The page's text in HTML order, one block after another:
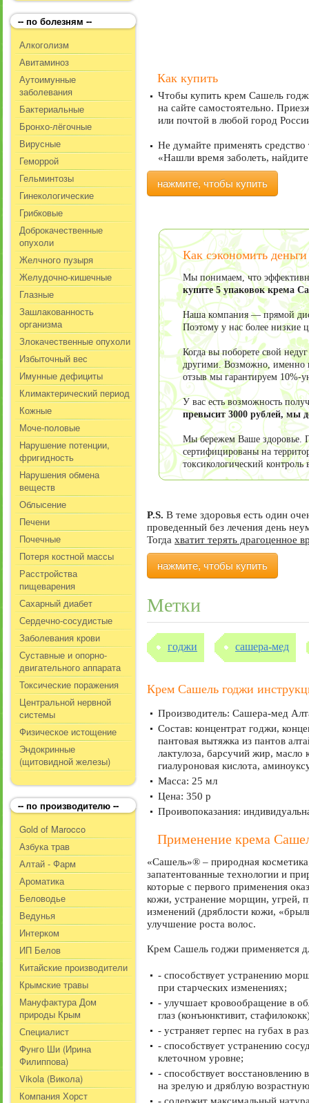
-- по болезням --
Алкоголизм
Авитаминоз
Аутоимунные
заболевания
Бактериальные
Бронхо-лёгочные
Вирусные
Геморрой
Гельминтозы
Гинекологические
Грибковые
Доброкачественные
опухоли
Желчного пузыря
Желудочно-кишечные
Глазные
Зашлакованность
организма
Злокачественные опухоли
Избыточный вес
Имунные дефициты
Климактерический период
Кожные
Моче-половые
Нарушение потенции,
фригидность
Нарушения обмена
веществ
Облысение
Печени
Почечные
Потеря костной массы
Расстройства
пищеварения
Сахарный диабет
Сердечно-сосудистые
Заболевания крови
Суставные и опорно-
двигательного аппарата
Токсические поражения
Центральной нервной
системы
Физическое истощение
Эндокринные
(щитовидной железы)
-- по производителю --
Gold of Marocco
Азбука трав
Алтай - Фарм
Ароматика
Беловодье
Ведунья
Интерком
ИП Белов
Китайские производители
Крымские травы
Мануфактура Дом
природы Крым
Специалист
Фунго Ши (Ирина
Филиппова)
Vikola (Викола)
Компания Хорст
Как купить
Чтобы купить крем Сашель
на сайте самостоятельно.
или почтой в любой город
Не думайте применять
«Нашли время заболеть,
нажмите, чтобы купить
Как сэкономить
Мы понимаем, что
купите 5 упаковок крема
Наша компания — прямой
Поэтому у нас более низкие
Когда вы поборете свой
другими. Возможно, именно
отзыв мы гарантируем 10%-
У вас есть возможность
превысит 3000 рублей, мы
Мы бережем Ваше здоровье.
сертифицированы на
токсикологический контроль
P.S. В теме здоровья есть один
проведенный без лечения день
Тогда хватит терять драгоценное
нажмите, чтобы купить
Метки
годжи сашера-мед
Крем Сашель годжи
Производитель: Сашера-мед
Состав: концентрат годжи,
пантовая вытяжка из пантов
лактулоза, барсучий жир, масло
гиалуроновая кислота,
Масса: 25 мл
Цена: 350 р
Проивопоказания:
Применение крема
«Сашель»® – природная
запатентованные технологии и
которые с первого применения
кожи, устранение морщин, угрей,
изменений (дряблости кожи,
улучшение роста волос.
Крем Сашель годжи применяется
- способствует устранению
при старческих изменениях;
- улучшает кровообращение в
глаз (конъюнктивит,
- устраняет герпес на губах в
- способствует устранению
клеточном уровне;
- способствует
на зрелую и дряблую